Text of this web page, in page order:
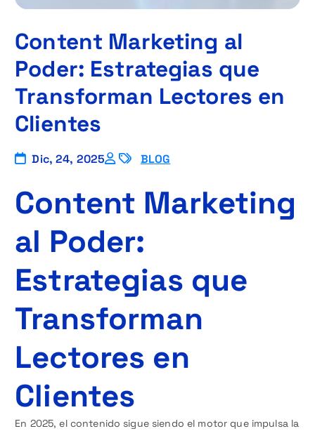
Content Marketing al
Poder: Estrategias que
Transforman Lectores en
Clientes
Dic, 24, 2025 BLOG
Content Marketing
al Poder:
Estrategias que
Transforman
Lectores en
Clientes
En 2025, el contenido sigue siendo el motor que impulsa la